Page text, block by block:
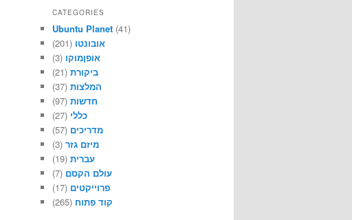
CATEGORIES
Ubuntu Planet (41)
אובונטו (201)
אופןמוקו (3)
ביקורת (21)
המלצות (37)
חדשות (97)
כללי (27)
מדריכים (57)
מיזם גזר (3)
עברית (19)
עולם הקסם (7)
פרוייקטים (17)
קוד פתוח (265)